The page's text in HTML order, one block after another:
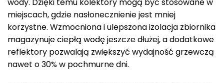
miejscach, gdzie nasłonecznienie jest mniej
korzystne. Wzmocniona i ulepszona izolacja zbiornika
magazynuje ciepłą wodę jeszcze dłużej, a dodatkowe
reflektory pozwalają zwiększyć wydajność grzewczą
nawet o 30% w pochmurne dni.